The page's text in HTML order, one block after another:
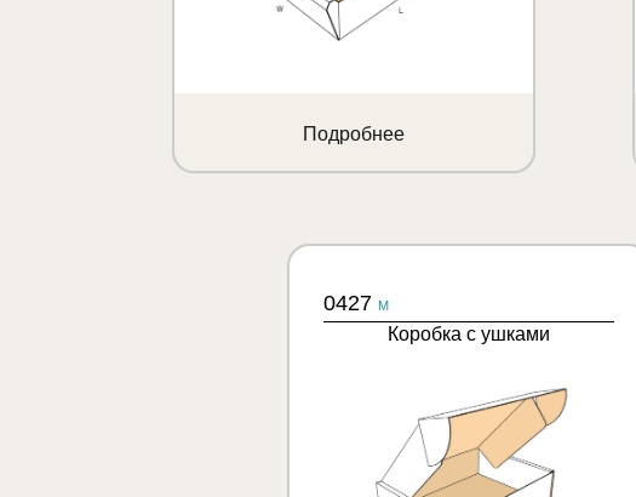
Подробнее
0427 M
Коробка с ушками